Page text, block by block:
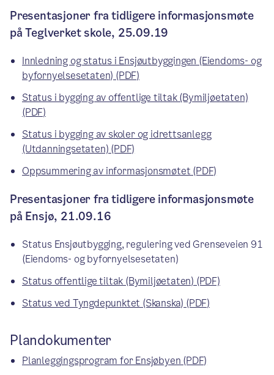
Presentasjoner fra tidligere informasjonsmøte
på Teglverket skole, 25.09.19
Innledning og status i Ensjøutbyggingen (Eiendoms- og
byfornyelsesetaten) (PDF)
Status i bygging av offentlige tiltak (Bymiljøetaten)
(PDF)
Status i bygging av skoler og idrettsanlegg
(Utdanningsetaten) (PDF)
Oppsummering av informasjonsmøtet (PDF)
Presentasjoner fra tidligere informasjonsmøte
på Ensjø, 21.09.16
Status Ensjøutbygging, regulering ved Grenseveien 91
(Eiendoms- og byfornyelsesetaten)
Status offentlige tiltak (Bymiljøetaten) (PDF)
Status ved Tyngdepunktet (Skanska) (PDF)
Plandokumenter
Planleggingsprogram for Ensjøbyen (PDF)